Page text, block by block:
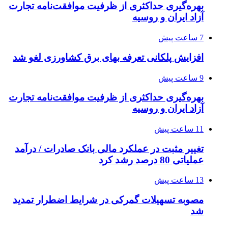
بهره‌گیری حداکثری از ظرفیت موافقت‌نامه تجارت
آزاد ایران و روسیه
7 ساعت پیش
افزایش پلکانی تعرفه بهای برق کشاورزی لغو شد
9 ساعت پیش
بهره‌گیری حداکثری از ظرفیت موافقت‌نامه تجارت
آزاد ایران و روسیه
11 ساعت پیش
تغییر مثبت در عملکرد مالی بانک صادرات / درآمد
عملیاتی 80 درصد رشد کرد
13 ساعت پیش
مصوبه تسهیلات گمرکی در شرایط اضطرار تمدید
شد